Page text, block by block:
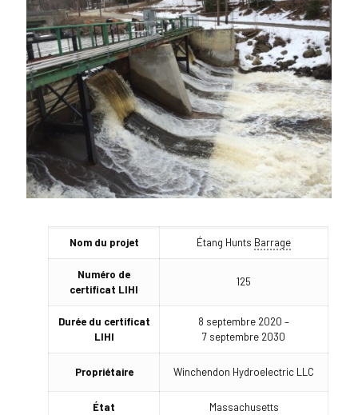
Nom du projet Étang Hunts Barrage
Numéro de
certificat LIHI
125
Durée du certificat
LIHI
8 septembre 2020 –
7 septembre 2030
Propriétaire Winchendon Hydroelectric LLC
État Massachusetts